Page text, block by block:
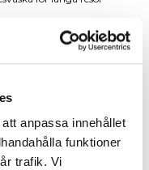
anpassa innehållet
funktioner
trafik. Vi
dig som ska på en längre
bagage. Med en
som ger hög rörlighet blir
TSA-lås, dragkedja,
för tydlig packning. Det
med tung packning.